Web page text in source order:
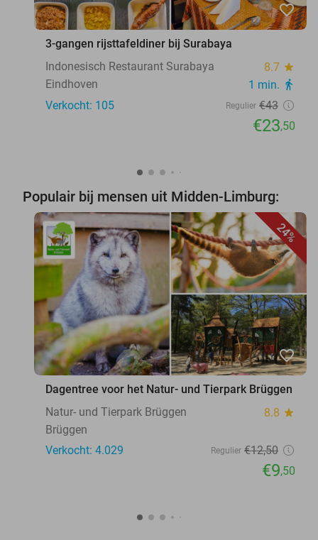
favorite_border
3-gangen rijsttafeldiner bij Surabaya
Indonesisch Restaurant Surabaya
8.7 star
Eindhoven 1 min. directions_walk
Verkocht: 105 Regulier €43
€23,50
Populair bij mensen uit Midden-Limburg:
24%
favorite_border
Dagentree voor het Natur- und Tierpark Brüggen
Natur- und Tierpark Brüggen
8.8 star
Brüggen
Verkocht: 4.029
Regulier €12,50
€9,50